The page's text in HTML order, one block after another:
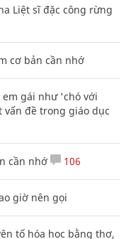
Liệt sĩ đặc công rừng
cơ bản cần nhớ
gái như 'chó với
đề trong giáo dục
cần nhớ 106
giờ nên gọi
tố hóa học bằng thơ,